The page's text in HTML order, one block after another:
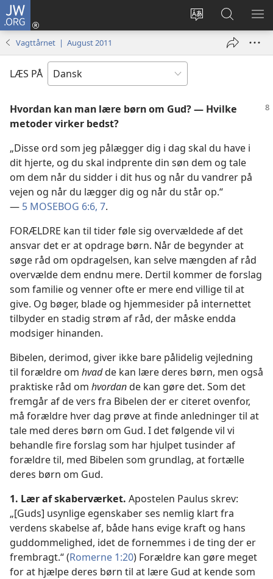
JW.ORG
Vælg
Log
på
vindue)
Søg
på
JW.ORG
VIS
Vagttårnet | August 2011
LÆS PÅ
Hvordan kan man lære børn om Gud? — Hvilke
metoder virker bedst?
„Disse ord som jeg pålægger dig i dag skal du have i
dit hjerte, og du skal indprente din søn dem og tale
om dem når du sidder i dit hus og når du vandrer på
vejen og når du lægger dig og når du står op.“
— 5 MOSEBOG 6:6, 7.
FORÆLDRE kan til tider føle sig overvældede af det
ansvar det er at opdrage børn. Når de begynder at
søge råd om opdragelsen, kan selve mængden af råd
overvælde dem endnu mere. Dertil kommer de forslag
som familie og venner ofte er mere end villige til at
give. Og bøger, blade og hjemmesider på internettet
tilbyder en stadig strøm af råd, der måske endda
modsiger hinanden.
Bibelen, derimod, giver ikke bare pålidelig vejledning
til forældre om hvadde kan lære deres børn, men også
praktiske råd om hvordande kan gøre det. Som det
fremgår af de vers fra Bibelen der er citeret ovenfor,
må forældre hver dag prøve at finde anledninger til at
tale med deres børn om Gud. I det følgende vil vi
behandle fire forslag som har hjulpet tusinder af
forældre til, med Bibelen som grundlag, at fortælle
deres børn om Gud.
1. Lær af skaberværket. Apostelen Paulus skrev:
„[Guds] usynlige egenskaber ses nemlig klart fra
verdens skabelse af, både hans evige kraft og hans
guddommelighed, idet de fornemmes i de ting der er
frembragt.“ (Romerne 1:20) Forældre kan gøre meget
for at hjælpe deres børn til at lære Gud at kende som